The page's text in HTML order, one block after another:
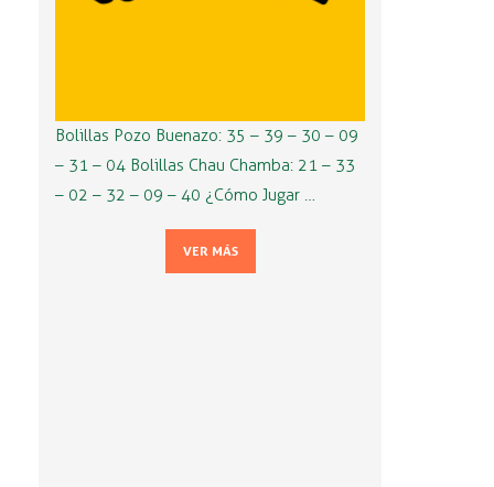
Bolillas Pozo Buenazo: 35 – 39 – 30 – 09
– 31 – 04 Bolillas Chau Chamba: 21 – 33
– 02 – 32 – 09 – 40 ¿Cómo Jugar …
VER MÁS